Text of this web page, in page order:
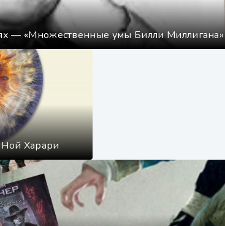
— «Множественные умы Билли Миллигана»
Харари